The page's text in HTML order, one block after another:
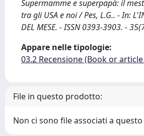
Supermamme e superpapà: il
tra gli USA e noi / Pes, L.G.. - In:
DEL MESE. - ISSN 0393-3903. -
Appare nelle tipologie:
03.2 Recensione (Book or
File in questo prodotto:
Non ci sono file associati a